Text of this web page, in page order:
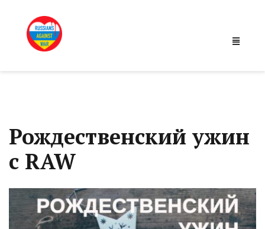
Рождественский ужин
с RAW